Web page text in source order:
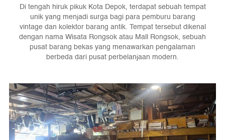
Di tengah hiruk pikuk Kota Depok, terdapat sebuah tempat
unik yang menjadi surga bagi para pemburu barang
vintage dan kolektor barang antik. Tempat tersebut dikenal
dengan nama Wisata Rongsok atau Mall Rongsok, sebuah
pusat barang bekas yang menawarkan pengalaman
berbeda dari pusat perbelanjaan modern.